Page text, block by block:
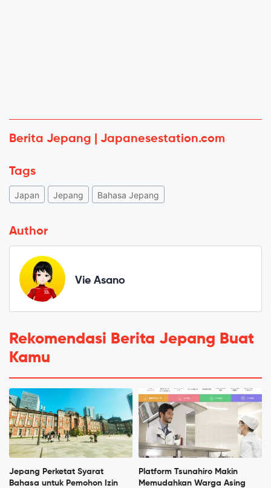
Berita Jepang | Japanesestation.com
Tags
Japan Jepang Bahasa Jepang
Author
Vie Asano
Rekomendasi Berita Jepang Buat
Kamu
Jepang Perketat Syarat
Bahasa untuk Pemohon Izin
Platform Tsunahiro Makin
Memudahkan Warga Asing